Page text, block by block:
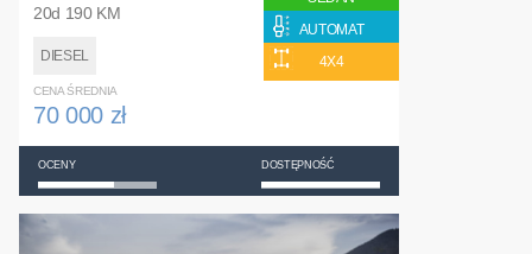
20d 190 KM
DIESEL
AUTOMAT
4X4
CENA ŚREDNIA
70 000 zł
OCENY DOSTĘPNOŚĆ